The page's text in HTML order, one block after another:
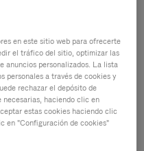
en este sitio web para ofrecerte
el tráfico del sitio, optimizar las
anuncios personalizados. La lista
personales a través de cookies y
rechazar el depósito de
haciendo clic en
estas cookies haciendo clic
en "Configuración de cookies"